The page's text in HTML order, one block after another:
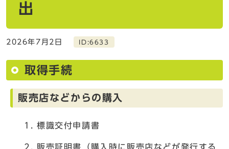
出
2026年7月2日 ID:6633
取得手続
販売店などからの購入
標識交付申請書
販売証明書（購入時に販売店などが発行する